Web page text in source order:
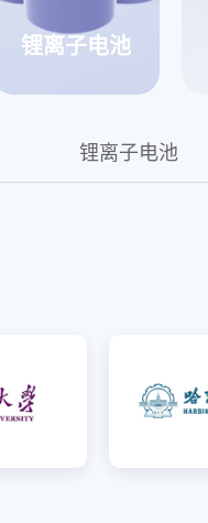
锂离子电池
锂离子电池